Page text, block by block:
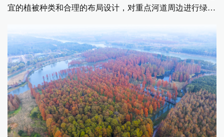
宜的植被种类和合理的布局设计，对重点河道周边进行绿化